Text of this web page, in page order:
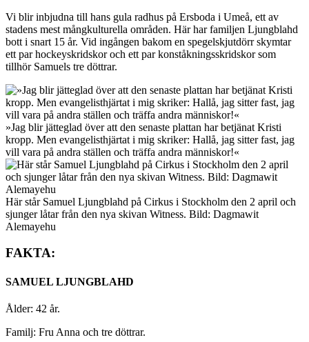
Vi blir inbjudna till hans gula radhus på Ersboda i Umeå, ett av
stadens mest mångkulturella områden. Här har familjen Ljungblahd
bott i snart 15 år. Vid ingången bakom en spegelskjutdörr skymtar
ett par hockey­skridskor och ett par konståkningsskridskor som
tillhör Samuels tre döttrar.
»Jag blir jätteglad över att den senaste plattan har betjänat Kristi
kropp. Men evangelisthjärtat i mig skriker: Hallå, jag sitter fast, jag
vill vara på andra ställen och träffa andra människor!«
Här står Samuel Ljungblahd på Cirkus i Stockholm den 2 april och
sjunger låtar från den nya skivan Witness. Bild: Dagmawit
Alemayehu
FAKTA:
SAMUEL LJUNGBLAHD
Ålder: 42 år.
Familj: Fru Anna och tre döttrar.